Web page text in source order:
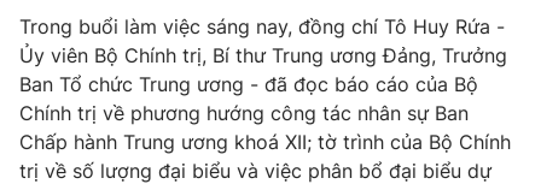
Giải sao mai
Làm đẹp
Chất lượng cuộc sống
Tuyển sinh
Học trực tuyến
Công nghệ
Hitech Công nghệ tương lai
Sản phẩm
Giao lưu trực tuyến
Trong buổi làm việc sáng nay, đồng chí Tô Huy Rứa -
Ủy viên Bộ Chính trị, Bí thư Trung ương Đảng, Trưởng
Ban Tổ chức Trung ương - đã đọc báo cáo của Bộ
Chính trị về phương hướng công tác nhân sự Ban
Chấp hành Trung ương khoá XII; tờ trình của Bộ Chính
trị về số lượng đại biểu và việc phân bổ đại biểu dự